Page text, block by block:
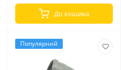
До кошика
Популярний